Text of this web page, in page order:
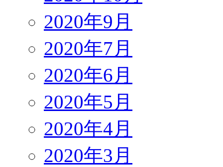
2020年9月
2020年7月
2020年6月
2020年5月
2020年4月
2020年3月